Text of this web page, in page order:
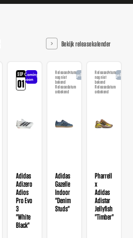
Bekijk releasekalender
SEP
01
Coming
soon
Adidas
Adizero
Adios
Pro Evo
3
"White
Black"
Releasedatum
nog niet
bekend
Releasedatum
onbekend
Aangekondigd
Adidas
Gazelle
Indoor
"Denim
Studs"
Releasedatum
nog niet
bekend
Releasedatum
onbekend
Pharrell
x
Adidas
Adistar
Jellyfish
"Timber"